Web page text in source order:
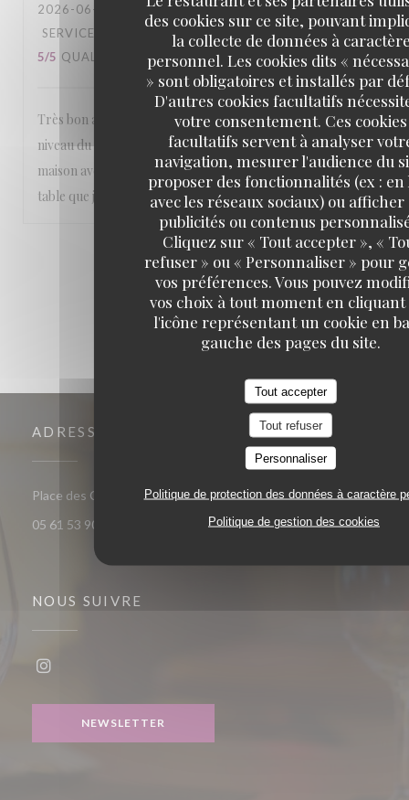
des cookies sur ce site, pouvant
la collecte de données à
personnel. Les cookies dits «
» sont obligatoires et installés par
D'autres cookies facultatifs
votre consentement. Ces cookies
facultatifs servent à analyser
navigation, mesurer l'audience du
proposer des fonctionnalités (ex : en
avec les réseaux sociaux) ou afficher
publicités ou contenus
Cliquez sur « Tout accepter », «
refuser » ou « Personnaliser » pour
vos préférences. Vous pouvez
vos choix à tout moment en
l'icône représentant un cookie en
gauche des pages du site.
Tout accepter
Tout refuser
Personnaliser
Politique de protection des données à caractère
Politique de gestion des cookies
2026-06-30
- 12:30 - COUVERTS 2
SERVICE
AMBIANCE : 5 CUISINE
5/5 QUALITÉ / PRIX: 5/5
Très bon accueil, service excellent Et le déjeuner est au
niveau du service excellent de l’entrée au dessert Fait
maison avec des produits frais de la region Très bonne
table que je recommande
1 3
ADRESSE
Place des Carmes, 31000 Toulouse((ouvre une nouvelle fenêtre))
05 61 53 90 63
NOUS SUIVRE
NEWSLETTER